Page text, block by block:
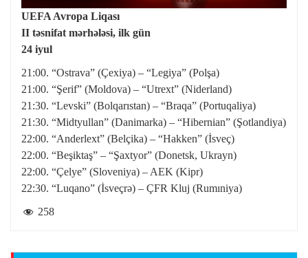
UEFA Avropa Liqası
II təsnifat mərhələsi, ilk gün
24 iyul
21:00. “Ostrava” (Çexiya) – “Legiya” (Polşa)
21:00. “Şerif” (Moldova) – “Utrext” (Niderland)
21:30. “Levski” (Bolqarıstan) – “Braqa” (Portuqaliya)
21:30. “Midtyullan” (Danimarka) – “Hibernian” (Şotlandiya)
22:00. “Anderlext” (Belçika) – “Hakken” (İsveç)
22:00. “Beşiktaş” – “Şaxtyor” (Donetsk, Ukrayn)
22:00. “Çelye” (Sloveniya) – AEK (Kipr)
22:30. “Luqano” (İsveçrə) – ÇFR Kluj (Rumıniya)
258